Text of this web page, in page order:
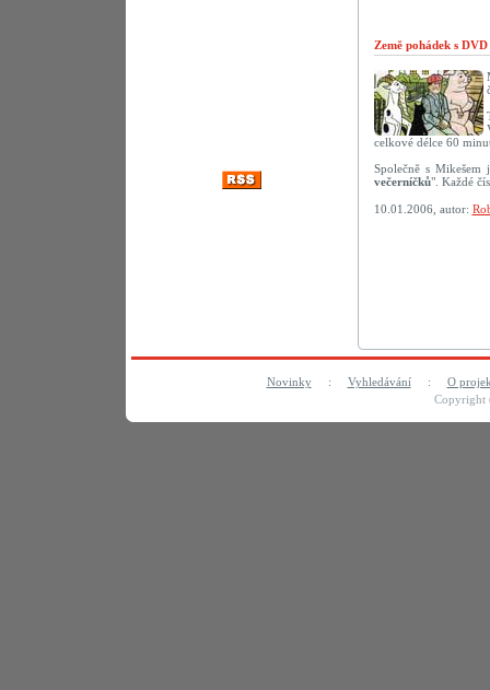
Země pohádek s
celkové délce 60
Společně s
večerníčků". Každé
10.01.2006, autor:
Novinky: Vyhledávání: O
Copyright